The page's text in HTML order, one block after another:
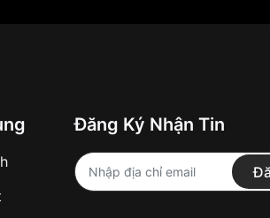
Đăng Ký Nhận Tin